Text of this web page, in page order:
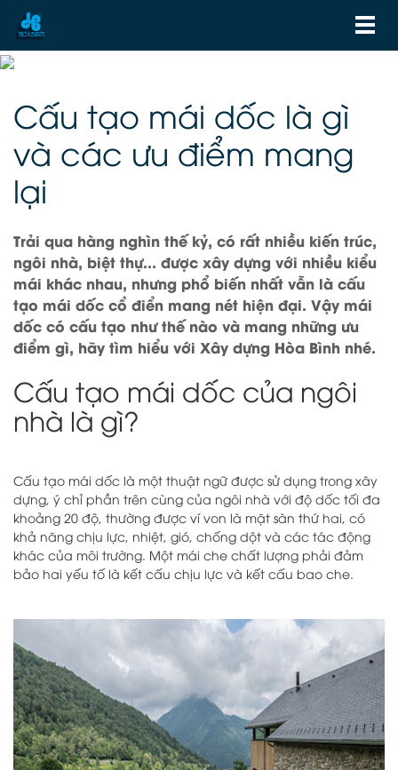
Cấu tạo mái dốc là gì
và các ưu điểm mang
lại
Trải qua hàng nghìn thế kỷ, có rất nhiều kiến trúc,
ngôi nhà, biệt thự... được xây dựng với nhiều kiểu
mái khác nhau, nhưng phổ biến nhất vẫn là cấu
tạo mái dốc cổ điển mang nét hiện đại. Vậy mái
dốc có cấu tạo như thế nào và mang những ưu
điểm gì, hãy tìm hiểu với Xây dựng Hòa Bình nhé.
Cấu tạo mái dốc của ngôi
nhà là gì?
Cấu tạo mái dốc là một thuật ngữ được sử dụng trong xây
dựng, ý chỉ phần trên cùng của ngôi nhà với độ dốc tối đa
khoảng 20 độ, thường được ví von là mặt sàn thứ hai, có
khả năng chịu lực, nhiệt, gió, chống dột và các tác động
khác của môi trường. Một mái che chất lượng phải đảm
bảo hai yếu tố là kết cấu chịu lực và kết cấu bao che.